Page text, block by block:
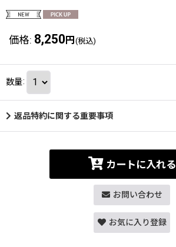
価格: 8,250 円 (税込)
数量:
返品特約に関する重要事項
カートに入れる
お問い合わせ
お気に入り登録